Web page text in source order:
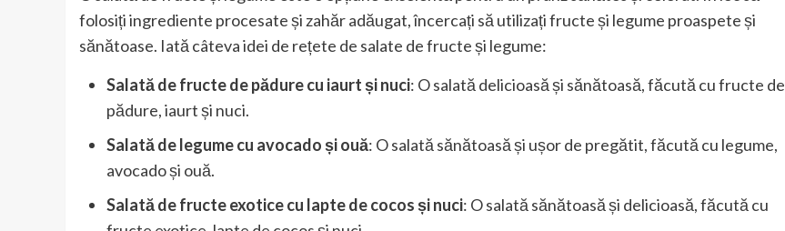
folosiți ingrediente procesate și zahăr adăugat, încercați să utilizați fructe și legume proaspete și
sănătoase. Iată câteva idei de rețete de salate de fructe și legume:
Salată de fructe de pădure cu iaurt și nuci: O salată delicioasă și sănătoasă, făcută cu fructe de
pădure, iaurt și nuci.
Salată de legume cu avocado și ouă: O salată sănătoasă și ușor de pregătit, făcută cu legume,
avocado și ouă.
Salată de fructe exotice cu lapte de cocos și nuci: O salată sănătoasă și delicioasă, făcută cu